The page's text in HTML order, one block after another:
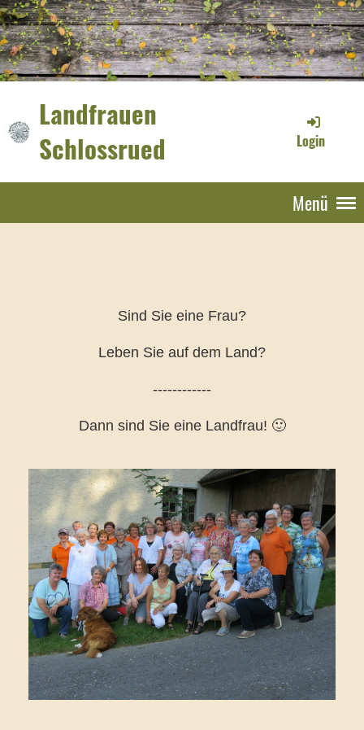
Landfrauen
Schlossrued
Login
Menü
Sind Sie eine Frau?
Leben Sie auf dem Land?
------------
Dann sind Sie eine Landfrau! 🙂